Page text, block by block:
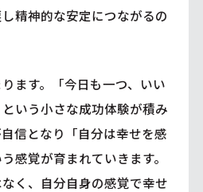
精神的な安定につながるの
ます。「今日も一つ、いい
いう小さな成功体験が積み
信となり「自分は幸せを感
感覚が育まれていきます。
く、自分自身の感覚で幸せ